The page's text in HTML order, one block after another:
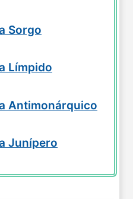
Sorgo
Límpido
Antimonárquico
Junípero